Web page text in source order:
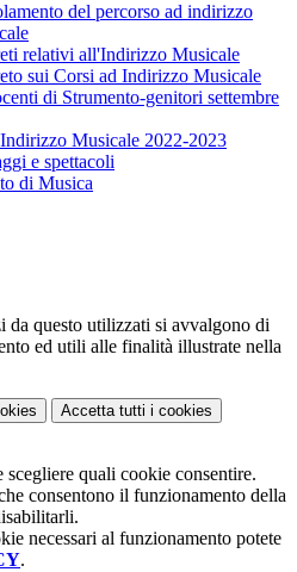
del percorso ad indirizzo
relativi all'Indirizzo Musicale
sui Corsi ad Indirizzo Musicale
di Strumento-genitori settembre
Musicale 2022-2023
e spettacoli
di Musica
da questo utilizzati si avvalgono di
ed utili alle finalità illustrate nella
Accetta tutti i cookies
scegliere quali cookie consentire.
consentono il funzionamento della
necessari al funzionamento potete
.